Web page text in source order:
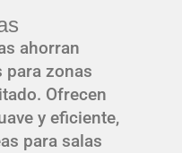
ahorran
para zonas
Ofrecen
y eficiente,
para salas